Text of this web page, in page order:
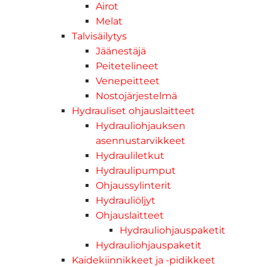
Airot
Melat
Talvisäilytys
Jäänestäjä
Peitetelineet
Venepeitteet
Nostojärjestelmä
Hydrauliset ohjauslaitteet
Hydrauliohjauksen
asennustarvikkeet
Hydrauliletkut
Hydraulipumput
Ohjaussylinterit
Hydrauliöljyt
Ohjauslaitteet
Hydrauliohjauspaketit
Hydrauliohjauspaketit
Kaidekiinnikkeet ja -pidikkeet